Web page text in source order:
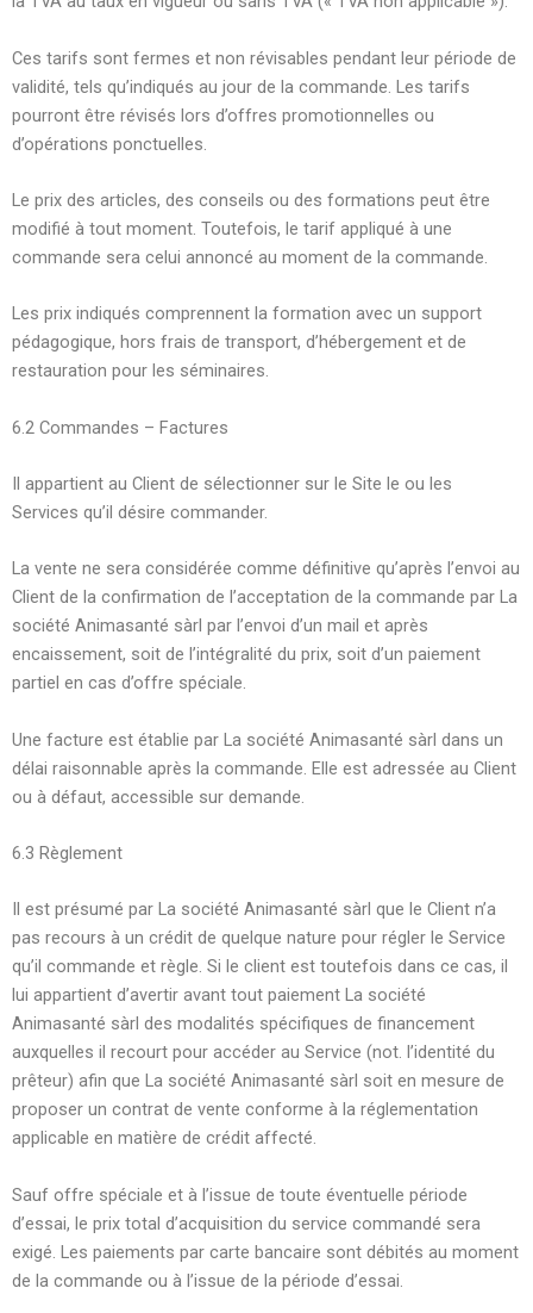
Ces tarifs sont fermes et non révisables pendant leur période de
validité, tels qu’indiqués au jour de la commande. Les tarifs
pourront être révisés lors d’offres promotionnelles ou
d’opérations ponctuelles.
Le prix des articles, des conseils ou des formations peut être
modifié à tout moment. Toutefois, le tarif appliqué à une
commande sera celui annoncé au moment de la commande.
Les prix indiqués comprennent la formation avec un support
pédagogique, hors frais de transport, d’hébergement et de
restauration pour les séminaires.
6.2 Commandes – Factures
Il appartient au Client de sélectionner sur le Site le ou les
Services qu’il désire commander.
La vente ne sera considérée comme définitive qu’après l’envoi au
Client de la confirmation de l’acceptation de la commande par La
société Animasanté sàrl par l’envoi d’un mail et après
encaissement, soit de l’intégralité du prix, soit d’un paiement
partiel en cas d’offre spéciale.
Une facture est établie par La société Animasanté sàrl dans un
délai raisonnable après la commande. Elle est adressée au Client
ou à défaut, accessible sur demande.
6.3 Règlement
Il est présumé par La société Animasanté sàrl que le Client n’a
pas recours à un crédit de quelque nature pour régler le Service
qu’il commande et règle. Si le client est toutefois dans ce cas, il
lui appartient d’avertir avant tout paiement La société
Animasanté sàrl des modalités spécifiques de financement
auxquelles il recourt pour accéder au Service (not. l’identité du
prêteur) afin que La société Animasanté sàrl soit en mesure de
proposer un contrat de vente conforme à la réglementation
applicable en matière de crédit affecté.
Sauf offre spéciale et à l’issue de toute éventuelle période
d’essai, le prix total d’acquisition du service commandé sera
exigé. Les paiements par carte bancaire sont débités au moment
de la commande ou à l’issue de la période d’essai.